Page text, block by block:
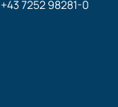
+43 7252 98281-0